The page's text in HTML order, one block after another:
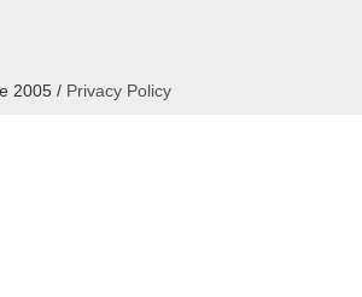
2005 / Privacy Policy